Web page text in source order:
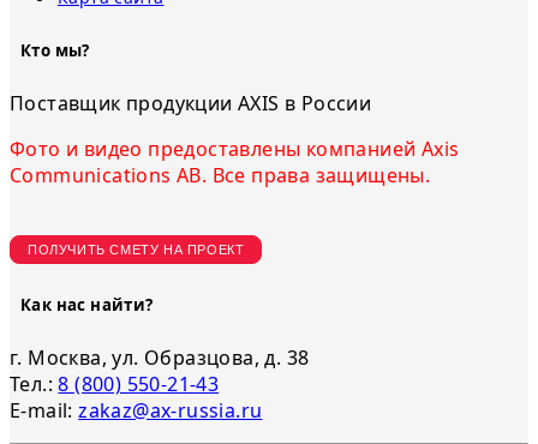
Кто мы?
Поставщик продукции AXIS в России
Фото и видео предоставлены компанией Axis
Communications AB. Все права защищены.
ПОЛУЧИТЬ СМЕТУ НА ПРОЕКТ
Как нас найти?
г. Москва, ул. Образцова, д. 38
Тел.:8 (800) 550-21-43
E-mail:zakaz@ax-russia.ru